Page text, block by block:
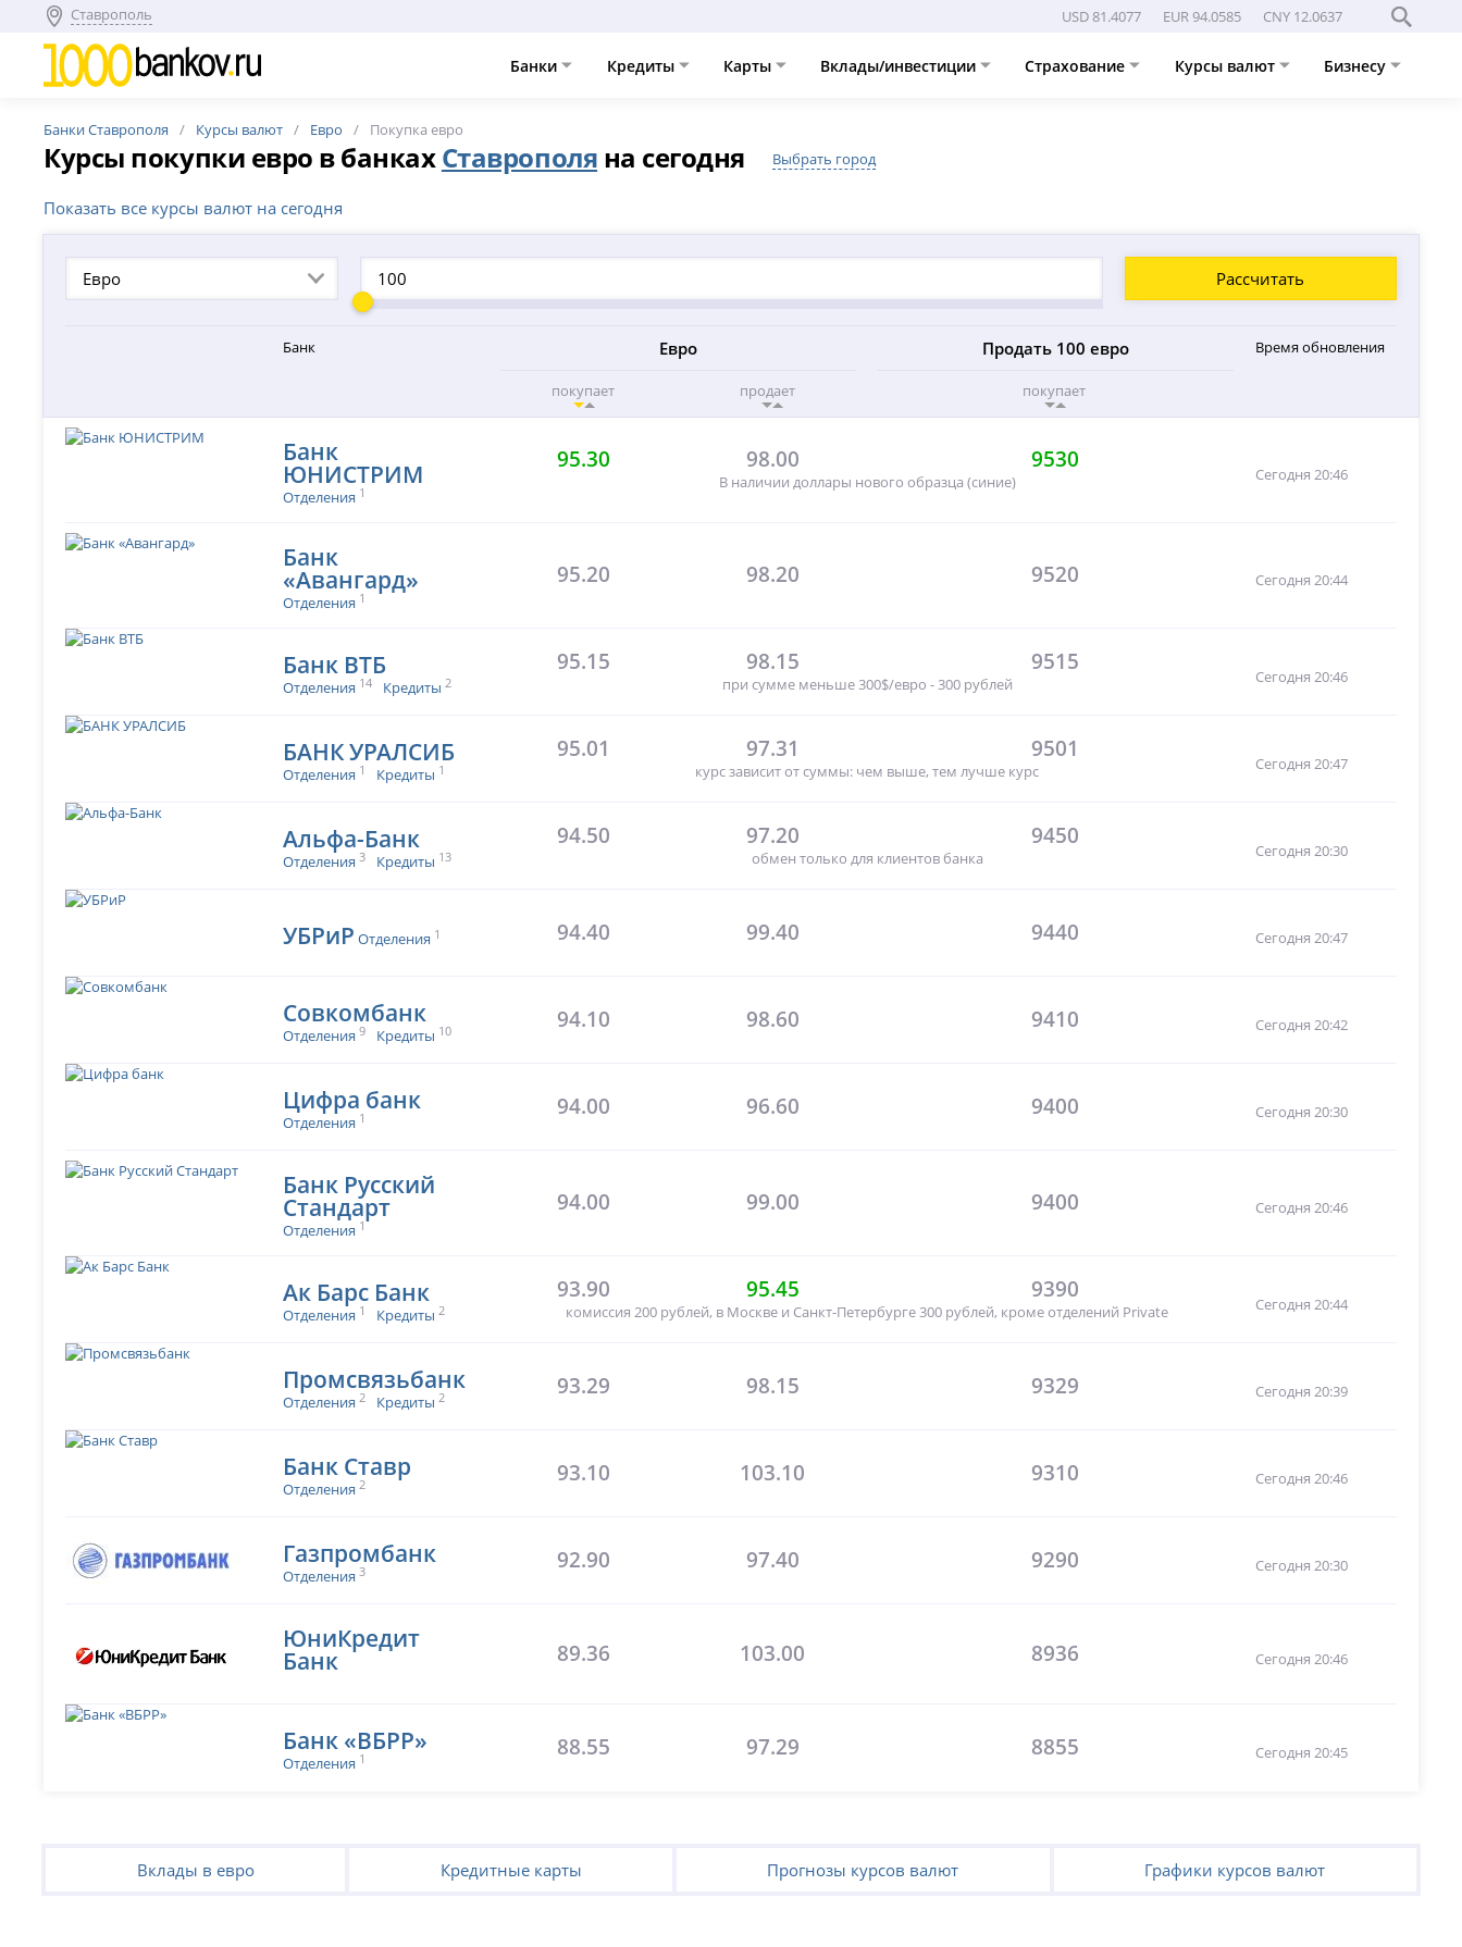
Ставрополь USD 81.4077 EUR 94.0585 CNY 12.0637
Банки Кредиты Карты Вклады/инвестиции Страхование Курсы валют Бизнесу
Банки Ставрополя Курсы валют Евро Покупка евро
Курсы покупки евро в банкахСтаврополя на сегодня Выбрать город
Показать все курсы валют на сегодня
Евро Рассчитать
Банк Евро
покупает продает
Продать 100 евро
покупает
Время обновления
Банк
ЮНИСТРИМ
Отделения 1
95.30 98.00 9530
В наличии доллары нового образца (синие) Сегодня 20:46
Банк
«Авангард»
Отделения 1
95.20 98.20 9520 Сегодня 20:44
Банк ВТБ
Отделения 14 Кредиты 2
95.15 98.15 9515
при сумме меньше 300$/евро - 300 рублей Сегодня 20:46
БАНК УРАЛСИБ
Отделения 1 Кредиты 1
95.01 97.31 9501
курс зависит от суммы: чем выше, тем лучше курс Сегодня 20:47
Альфа-Банк
Отделения 3 Кредиты 13
94.50 97.20 9450
обмен только для клиентов банка Сегодня 20:30
УБРиР Отделения 1 94.40 99.40 9440 Сегодня 20:47
Совкомбанк
Отделения 9 Кредиты 10 94.10 98.60 9410 Сегодня 20:42
Цифра банк
Отделения 1 94.00 96.60 9400 Сегодня 20:30
Банк Русский
Стандарт
Отделения 1
94.00 99.00 9400 Сегодня 20:46
Ак Барс Банк
Отделения 1 Кредиты 2
93.90 95.45 9390
комиссия 200 рублей, в Москве и Санкт-Петербурге 300 рублей, кроме отделений Private Сегодня 20:44
Промсвязьбанк
Отделения 2 Кредиты 2 93.29 98.15 9329 Сегодня 20:39
Банк Ставр
Отделения 2 93.10 103.10 9310 Сегодня 20:46
Газпромбанк
Отделения 3 92.90 97.40 9290 Сегодня 20:30
ЮниКредит
Банк 89.36 103.00 8936 Сегодня 20:46
Банк «ВБРР»
Отделения 1 88.55 97.29 8855 Сегодня 20:45
Вклады в евро Кредитные карты Прогнозы курсов валют Графики курсов валют